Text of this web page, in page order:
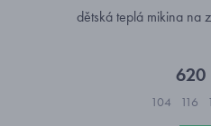
dětská teplá mikina
620
104 116